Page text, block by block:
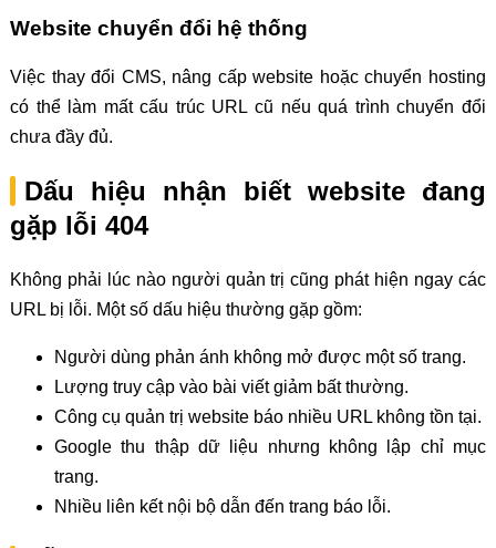
Website chuyển đổi hệ thống
Việc thay đổi CMS, nâng cấp website hoặc chuyển hosting
có thể làm mất cấu trúc URL cũ nếu quá trình chuyển đổi
chưa đầy đủ.
Dấu hiệu nhận biết website đang
gặp lỗi 404
Không phải lúc nào người quản trị cũng phát hiện ngay các
URL bị lỗi. Một số dấu hiệu thường gặp gồm:
Người dùng phản ánh không mở được một số trang.
Lượng truy cập vào bài viết giảm bất thường.
Công cụ quản trị website báo nhiều URL không tồn tại.
Google thu thập dữ liệu nhưng không lập chỉ mục
trang.
Nhiều liên kết nội bộ dẫn đến trang báo lỗi.